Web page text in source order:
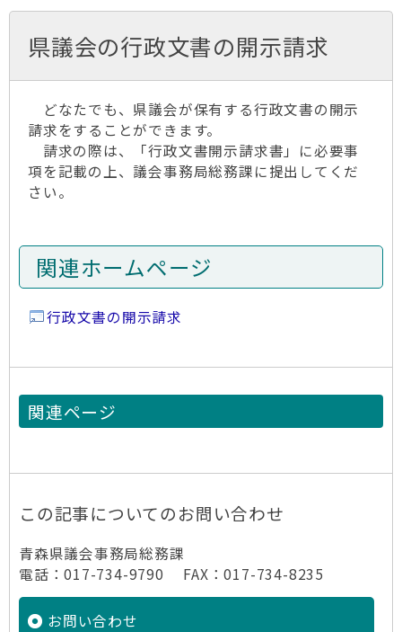
県議会の行政文書の開示請求
どなたでも、県議会が保有する行政文書の開示
請求をすることができます。
請求の際は、「行政文書開示請求書」に必要事
項を記載の上、議会事務局総務課に提出してくだ
さい。
関連ホームページ
行政文書の開示請求
関連ページ
この記事についてのお問い合わせ
青森県議会事務局総務課
電話：017-734-9790 FAX：017-734-8235
お問い合わせ